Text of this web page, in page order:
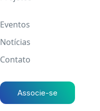
Eventos
Notícias
Contato
Associe-se